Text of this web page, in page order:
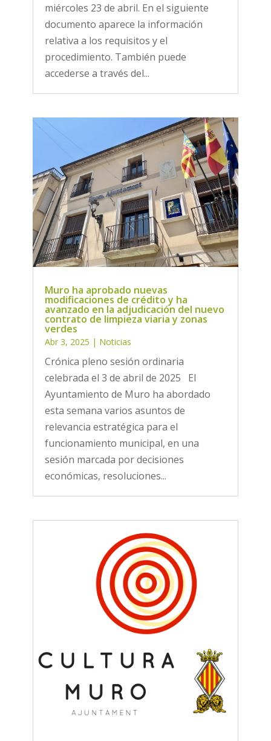
miércoles 23 de abril. En el siguiente
documento aparece la información
relativa a los requisitos y el
procedimiento. También puede
accederse a través del...
Muro ha aprobado nuevas
modificaciones de crédito y ha
avanzado en la adjudicación del nuevo
contrato de limpieza viaria y zonas
verdes
Abr 3, 2025 | Noticias
Crónica pleno sesión ordinaria
celebrada el 3 de abril de 2025 El
Ayuntamiento de Muro ha abordado
esta semana varios asuntos de
relevancia estratégica para el
funcionamiento municipal, en una
sesión marcada por decisiones
económicas, resoluciones...